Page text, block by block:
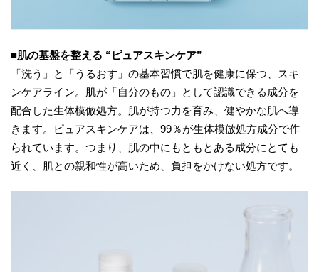
■肌の基盤を整える “ピュアスキンケア”
「洗う」と「うるおす」の基本習慣で肌を健康に保つ、スキ
ンケアライン。肌が「自分のもの」として認識できる成分を
配合した生体模倣処方。肌が持つ力を育み、健やかな肌へ導
きます。ピュアスキンケアは、99％が生体模倣処方成分で作
られています。つまり、肌の中にもともとある成分にとても
近く、肌との親和性が高いため、負担をかけない処方です。